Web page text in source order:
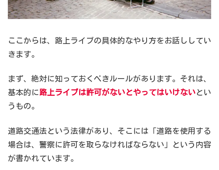
ここからは、路上ライブの具体的なやり方をお話ししてい
きます。
まず、絶対に知っておくべきルールがあります。それは、
基本的に路上ライブは許可がないとやってはいけないとい
うもの。
道路交通法という法律があり、そこには「道路を使用する
場合は、警察に許可を取らなければならない」という内容
が書かれています。